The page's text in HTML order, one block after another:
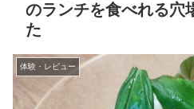
のランチを食べれる
た
体験・レビュー